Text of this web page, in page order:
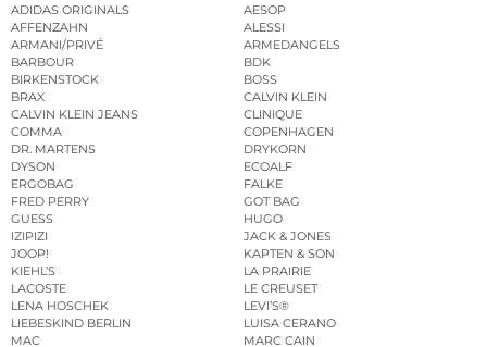
ADIDAS ORIGINALS
AESOP
AFFENZAHN
ALESSI
ARMANI/PRIVÉ
ARMEDANGELS
BARBOUR
BDK
BIRKENSTOCK
BOSS
BRAX
CALVIN KLEIN
CALVIN KLEIN JEANS
CLINIQUE
COMMA
COPENHAGEN
DR. MARTENS
DRYKORN
DYSON
ECOALF
ERGOBAG
FALKE
FRED PERRY
GOT BAG
GUESS
HUGO
IZIPIZI
JACK & JONES
JOOP!
KAPTEN & SON
KIEHL’S
LA PRAIRIE
LACOSTE
LE CREUSET
LENA HOSCHEK
LEVI’S®
LIEBESKIND BERLIN
LUISA CERANO
MAC
MARC CAIN